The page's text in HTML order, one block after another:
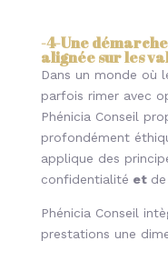
-4-Une
alignée sur les
Dans un monde où
parfois rimer avec
Phénicia Conseil
profondément
applique des
confidentialité et
Phénicia Conseil
prestations une